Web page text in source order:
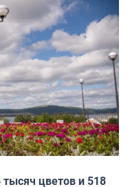
цветов и 518